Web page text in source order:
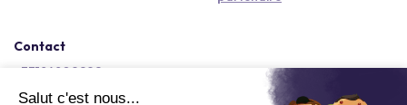
Contact
+33184809292
hello@kactus.com